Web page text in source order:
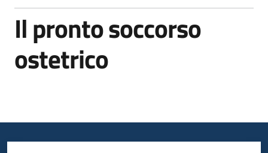
Servizi
Centri
Il pronto soccorso
ostetrico